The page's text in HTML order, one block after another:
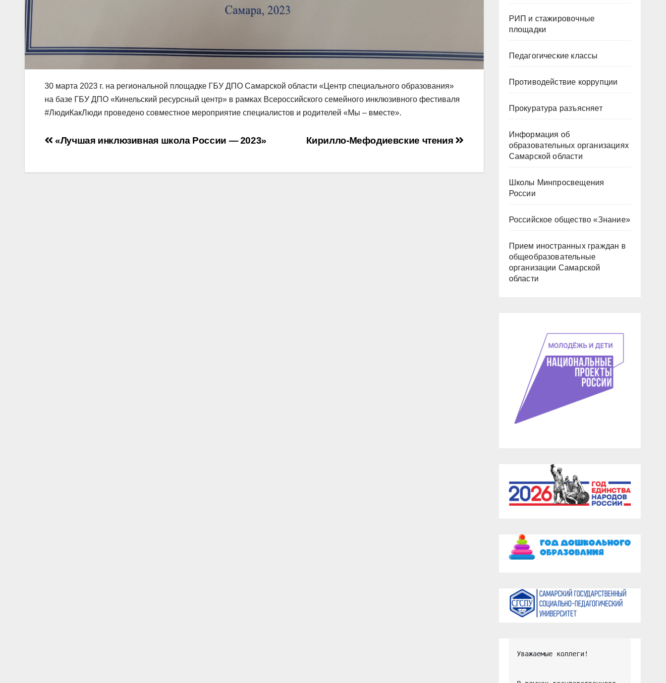
30 марта 2023 г. на региональной площадке ГБУ ДПО Самарской области «Центр специального образования»
на базе ГБУ ДПО «Кинельский ресурсный центр» в рамках Всероссийского семейного инклюзивного фестиваля
#ЛюдиКакЛюди проведено совместное мероприятие специалистов и родителей «Мы – вместе».
Навигация
Кирилло-Мефодиевские чтения
«Лучшая инклюзивная школа России — 2023»
РИП и стажировочные
площадки
Педагогические классы
Противодействие коррупции
Прокуратура разъясняет
Информация об
образовательных организациях
Самарской области
Школы Минпросвещения
России
Российское общество «Знание»
Прием иностранных граждан в
общеобразовательные
организации Самарской
области
Уважаемые коллеги!